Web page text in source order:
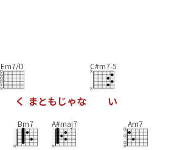
Em7/D
く まともじゃな
C#m7-5
い
Bm7 A#maj7 Am7